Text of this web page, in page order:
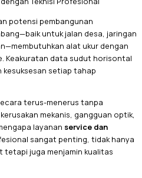
potensi pembangunan
untuk jalan desa, jaringan
alat ukur dengan
Keakuratan data sudut horisontal
setiap tahap
terus-menerus tanpa
mekanis, gangguan optik,
layanan service dan
sangat penting, tidak hanya
tetapi juga menjamin kualitas